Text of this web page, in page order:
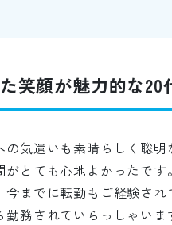
笑顔が魅力的な20
気遣いも素晴らしく聡
とても心地よかったで
までに転勤もご経験さ
務されていらっしゃい